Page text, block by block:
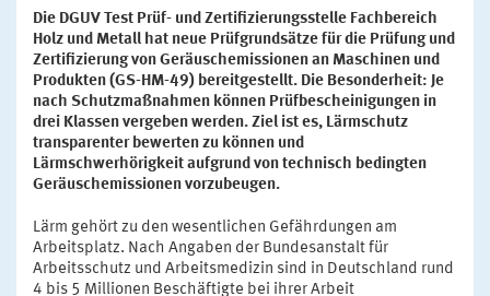
Die DGUV Test Prüf- und Zertifizierungsstelle Fachbereich
Holz und Metall hat neue Prüfgrundsätze für die Prüfung und
Zertifizierung von Geräuschemissionen an Maschinen und
Produkten (GS-HM-49) bereitgestellt. Die Besonderheit: Je
nach Schutzmaßnahmen können Prüfbescheinigungen in
drei Klassen vergeben werden. Ziel ist es, Lärmschutz
transparenter bewerten zu können und
Lärmschwerhörigkeit aufgrund von technisch bedingten
Geräuschemissionen vorzubeugen.
Lärm gehört zu den wesentlichen Gefährdungen am
Arbeitsplatz. Nach Angaben der Bundesanstalt für
Arbeitsschutz und Arbeitsmedizin sind in Deutschland rund
4 bis 5 Millionen Beschäftigte bei ihrer Arbeit